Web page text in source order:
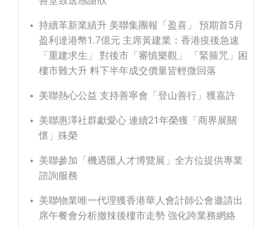
持續革新業績升 美聯集團報「盈喜」 預期首5月
盈利達港幣1.7億元 主席黃建業：香港疫後急速
「重建求生」 對後市「審慎樂觀」 「緊箍咒」困
樓市難大升 料下半年成交價量皆輕微回落
美聯熱心公益 支持善寧會「登山善行」獲嘉許
美聯惠澤社群獻愛心 連續21年榮獲「商界展關
懷」殊榮
美聯參加「機遇匯人才博覽展」全方位提供專業
諮詢服務
美聯物業唯一代理獲香港華人會計師公會邀請出
席午餐會分析撤辣後樓市走勢 強化跨業務網絡